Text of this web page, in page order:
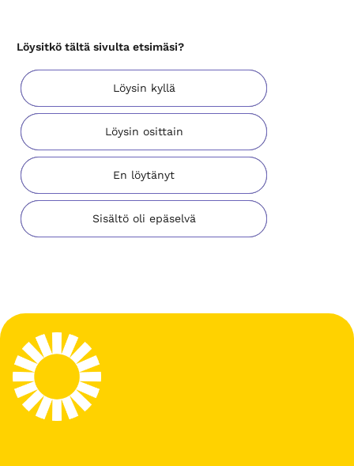
Löysitkö tältä sivulta etsimäsi?
Löysin kyllä
Löysin osittain
En löytänyt
Sisältö oli epäselvä